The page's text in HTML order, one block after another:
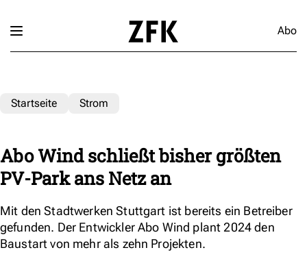
Abo
Startseite Strom
Abo Wind schließt bisher größten
PV-Park ans Netz an
Mit den Stadtwerken Stuttgart ist bereits ein Betreiber
gefunden. Der Entwickler Abo Wind plant 2024 den
Baustart von mehr als zehn Projekten.